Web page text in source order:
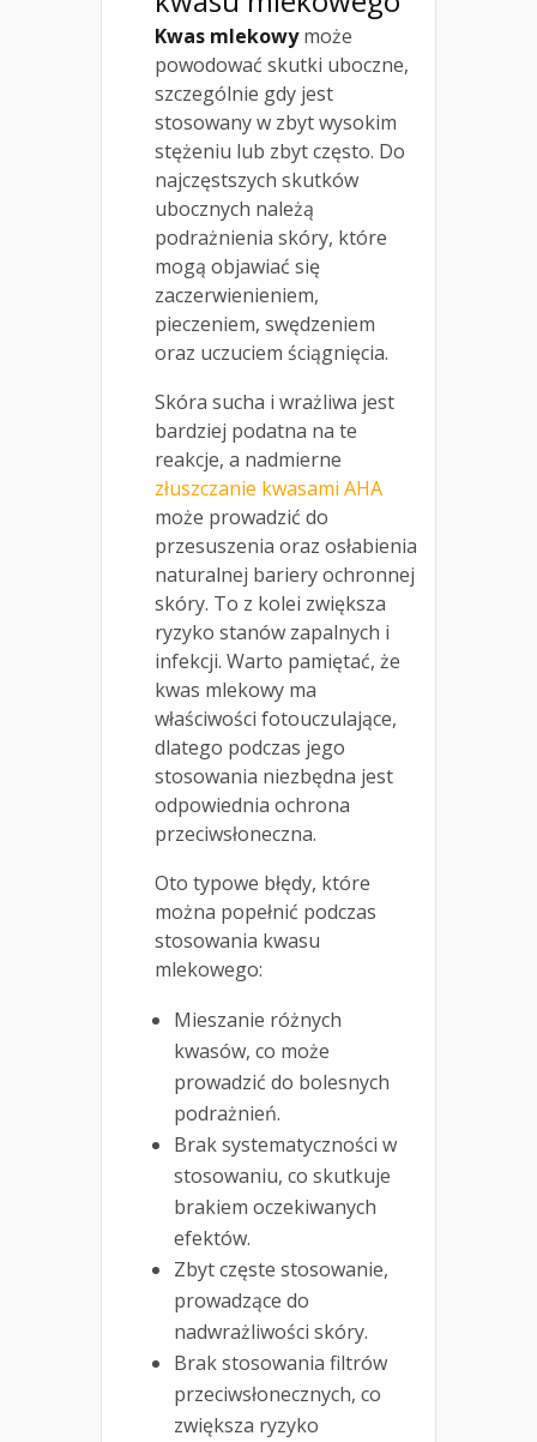
Kwas mlekowymoże
powodować skutki uboczne,
szczególnie gdy jest
stosowany w zbyt wysokim
stężeniu lub zbyt często. Do
najczęstszych skutków
ubocznych należą
podrażnienia skóry, które
mogą objawiać się
zaczerwienieniem,
pieczeniem, swędzeniem
oraz uczuciem ściągnięcia.
Skóra sucha i wrażliwa jest
bardziej podatna na te
reakcje, a nadmierne
złuszczanie kwasami AHA
może prowadzić do
przesuszenia oraz osłabienia
naturalnej bariery ochronnej
skóry. To z kolei zwiększa
ryzyko stanów zapalnych i
infekcji. Warto pamiętać, że
kwas mlekowy ma
właściwości fotouczulające,
dlatego podczas jego
stosowania niezbędna jest
odpowiednia ochrona
przeciwsłoneczna.
Oto typowe błędy, które
można popełnić podczas
stosowania kwasu
mlekowego:
Mieszanie różnych
kwasów, co może
prowadzić do bolesnych
podrażnień.
Brak systematyczności w
stosowaniu, co skutkuje
brakiem oczekiwanych
efektów.
Zbyt częste stosowanie,
prowadzące do
nadwrażliwości skóry.
Brak stosowania filtrów
przeciwsłonecznych, co
zwiększa ryzyko